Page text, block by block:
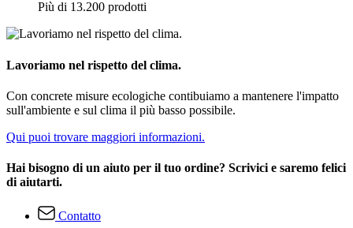
Più di 13.200 prodotti
Lavoriamo nel rispetto del clima.
Con concrete misure ecologiche contibuiamo a mantenere l'impatto
sull'ambiente e sul clima il più basso possibile.
Qui puoi trovare maggiori informazioni.
Hai bisogno di un aiuto per il tuo ordine? Scrivici e saremo felici
di aiutarti.
Contatto